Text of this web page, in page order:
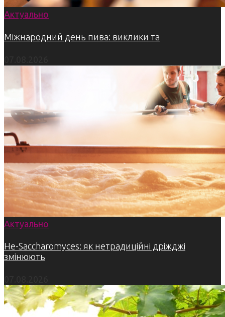
Актуально
Міжнародний день пива: виклики та
Актуально
Не-Saccharomyces: як нетрадиційні дріжджі
змінюють